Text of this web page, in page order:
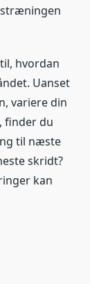
hvordan
Uanset
variere din
finder du
til næste
skridt?
kan